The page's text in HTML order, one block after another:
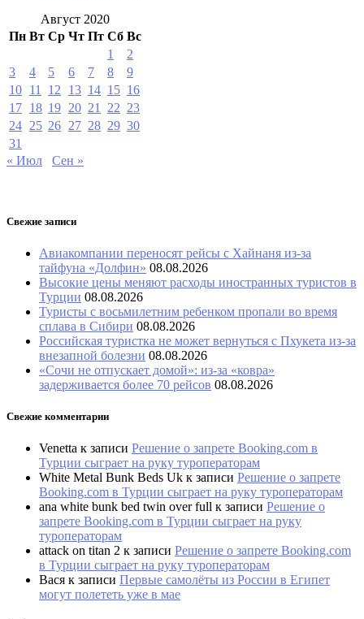
Август 2020
Пн Вт Ср Чт Пт Сб Вс
1
2
3
4 5 6 7 8
9
10 11 12 13 14 15 16
17 18 19 20 21 22 23
24 25 26 27 28 29 30
31
« Июл
Сен »
Свежие записи
Авиакомпании переносят рейсы с Хайнаня из-за
тайфуна «Долфин» 08.08.2026
Высокие цены меняют расходы иностранных туристов в
Турции 08.08.2026
Туристы с восьмилетним ребенком пропали во время
сплава в Сибири 08.08.2026
Российская туристка не может вернуться с Пхукета из-за
внезапной болезни 08.08.2026
«Сочи не отпускает домой»: из-за «ковра»
задерживается более 70 рейсов 08.08.2026
Свежие комментарии
Venetta к записи Решение о запрете Booking.com в
Турции сыграет на руку туроператорам
White Metal Bunk Beds Uk к записи Решение о запрете
Booking.com в Турции сыграет на руку туроператорам
ana white bunk bed twin over full к записи Решение о
запрете Booking.com в Турции сыграет на руку
туроператорам
attack on titan 2 к записи Решение о запрете Booking.com
в Турции сыграет на руку туроператорам
Вася к записи Первые самолёты из России в Египет
могут полететь уже в мае